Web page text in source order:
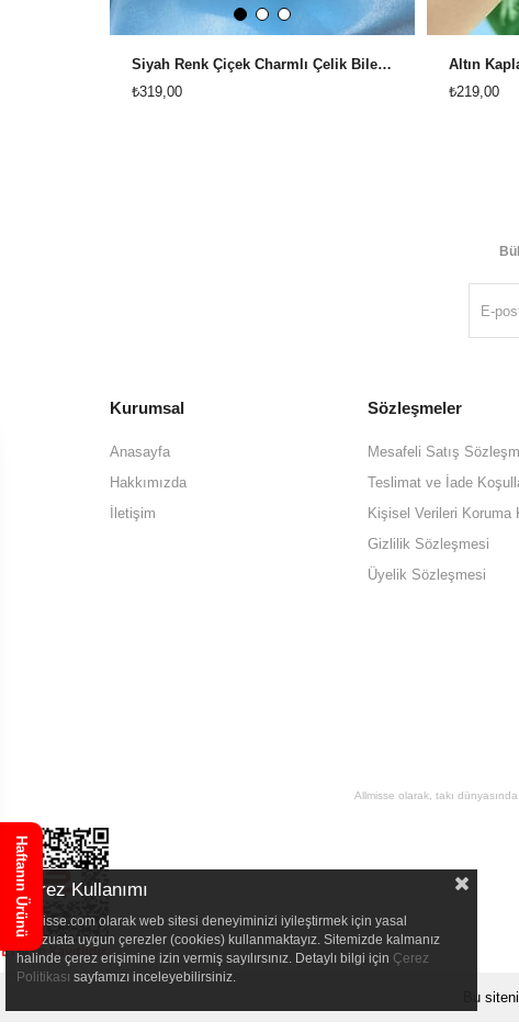
Siyah Renk Çiçek Charmlı Çelik Bileklik
₺319,00
₺219,00
Kurumsal
Anasayfa
Hakkımızda
İletişim
Sözleşmeler
Mesafeli Satış
Teslimat ve İade
Kişisel Verileri Koruma
Gizlilik Sözleşmesi
Üyelik Sözleşmesi
Allmisse olarak, takı
Bu
Haftanın Ürünü
Çerez Kullanımı
Allmisse.com olarak web sitesi deneyiminizi iyileştirmek için yasal
mevzuata uygun çerezler (cookies) kullanmaktayız. Sitemizde kalmanız
halinde çerez erişimine izin vermiş sayılırsınız. Detaylı bilgi için Çerez
Politikası sayfamızı inceleyebilirsiniz.